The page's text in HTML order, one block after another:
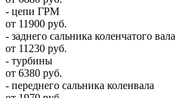
- цепи ГРМ
от 11900 руб.
- заднего сальника коленчатого вала
от 11230 руб.
- турбины
от 6380 руб.
- переднего сальника коленвала